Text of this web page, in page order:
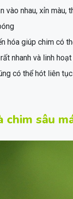
vào nhau, xỉn
hóa giúp chim có
nhanh và linh
có thể hót liên
chim sâu